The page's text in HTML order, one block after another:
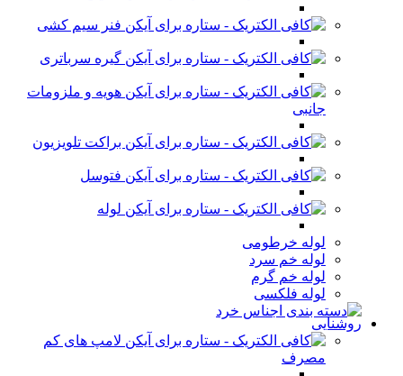
فنر سیم کشی
گیره سرباتری
هویه و ملزومات
جانبی
براکت تلویزیون
فتوسل
لوله
لوله خرطومی
لوله خم سرد
لوله خم گرم
لوله فلکسی
روشنایی
لامپ های کم
مصرف